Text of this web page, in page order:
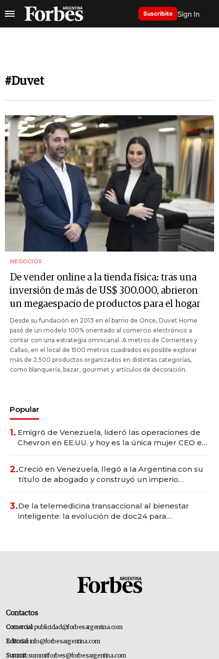
Suscribite Sign In
#Duvet
NEGOCIOS
De vender online a la tienda física: tras una
inversión de más de US$ 300.000, abrieron
un megaespacio de productos para el hogar
Desde su fundación en 2013 en el barrio de Once, Duvet Home
pasó de un modelo 100% orientado al comercio electrónico a
contar con una estrategia omnicanal. A metros de Corrientes y
Callao, en el local de 1500 metros cuadrados es posible explorar
más de 2.500 productos organizados en distintas categorías,
como blanquería, bazar, gourmet y artículos de decoración.
Popular
1. Emigró de Venezuela, lideró las operaciones de
Chevron en EE.UU. y hoy es la única mujer CEO en
2.Creció en Venezuela, llegó a la Argentina con su
título de abogado y construyó un imperio
3.De la telemedicina transaccional al bienestar
inteligente: la evolución de doc24 para
Contactos
Comercial:publicidad@forbesargentina.com
Editorial:info@forbesargentina.com
Summit:summitforbes@forbesargentina.com